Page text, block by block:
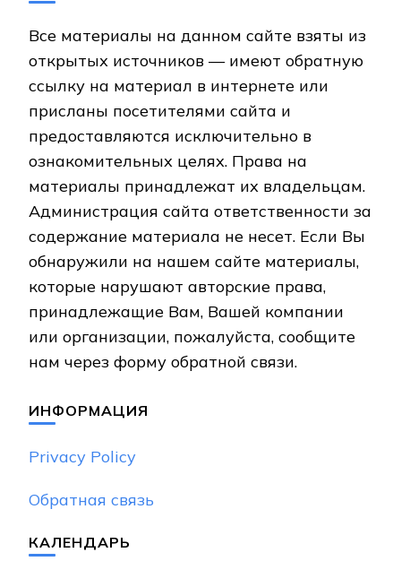
Все материалы на данном сайте взяты из
открытых источников — имеют обратную
ссылку на материал в интернете или
присланы посетителями сайта и
предоставляются исключительно в
ознакомительных целях. Права на
материалы принадлежат их владельцам.
Администрация сайта ответственности за
содержание материала не несет. Если Вы
обнаружили на нашем сайте материалы,
которые нарушают авторские права,
принадлежащие Вам, Вашей компании
или организации, пожалуйста, сообщите
нам через форму обратной связи.
ИНФОРМАЦИЯ
Privacy Policy
Обратная связь
КАЛЕНДАРЬ